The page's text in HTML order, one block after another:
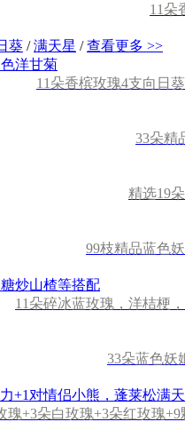
11朵
葵 /满天星 /查看更多 >>
11朵香槟玫瑰4支向日
33朵精
精选19
99枝精品蓝色
11朵碎冰蓝玫瑰，洋桔梗
33朵蓝色妖
瑰+3朵白玫瑰+3朵红玫瑰